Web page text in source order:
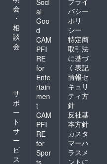
会
・
相
談
会
サ
ポ
ー
ト
サ
ー
ビ
ス
al
Goo
d
CAM
PFI
RE
for
Ente
rtain
men
t
CAM
PFI
RE
for
Spor
ts
バシー
ポリ
シー
特定商
取引法
に基づ
く表記
情報セ
キュリ
ティ方
針
反社基
本方針
カスタ
マーハ
ラスメ
ントに